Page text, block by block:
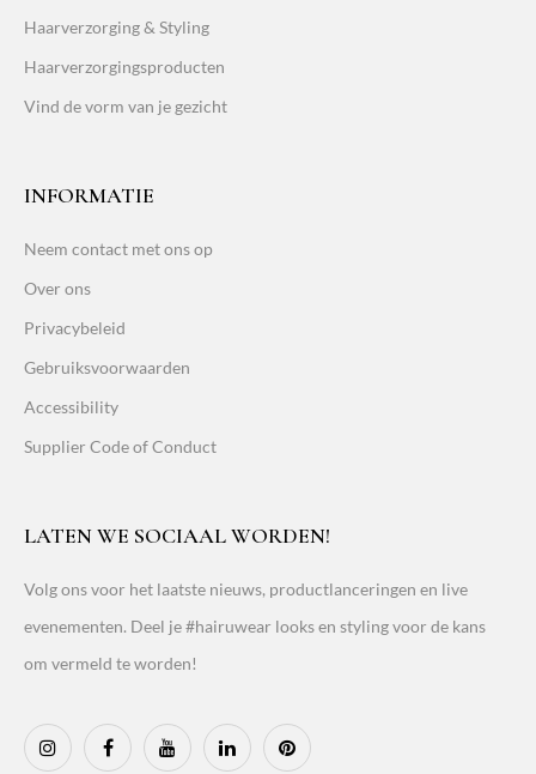
Haarverzorging & Styling
Haarverzorgingsproducten
Vind de vorm van je gezicht
INFORMATIE
Neem contact met ons op
Over ons
Privacybeleid
Gebruiksvoorwaarden
Accessibility
Supplier Code of Conduct
LATEN WE SOCIAAL WORDEN!
Volg ons voor het laatste nieuws, productlanceringen en live
evenementen. Deel je #hairuwear looks en styling voor de kans
om vermeld te worden!